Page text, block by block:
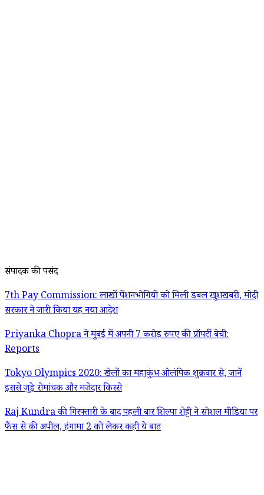
संपादक की पसंद
7th Pay Commission: लाखों पेंशनभोगियों को मिली डबल खुशखबरी, मोदी
सरकार ने जारी किया यह नया आदेश
Priyanka Chopra ने मुंबई में अपनी 7 करोड़ रुपए की प्रॉपर्टी बेची:
Reports
Tokyo Olympics 2020: खेलों का महाकुंभ ओलंपिक शुक्रवार से, जानें
इससे जुड़े रोमांचक और मजेदार किस्से
Raj Kundra की गिरफ्तारी के बाद पहली बार शिल्पा शेट्टी ने सोशल मीडिया पर
फैंस से की अपील, हंगामा 2 को लेकर कही ये बात